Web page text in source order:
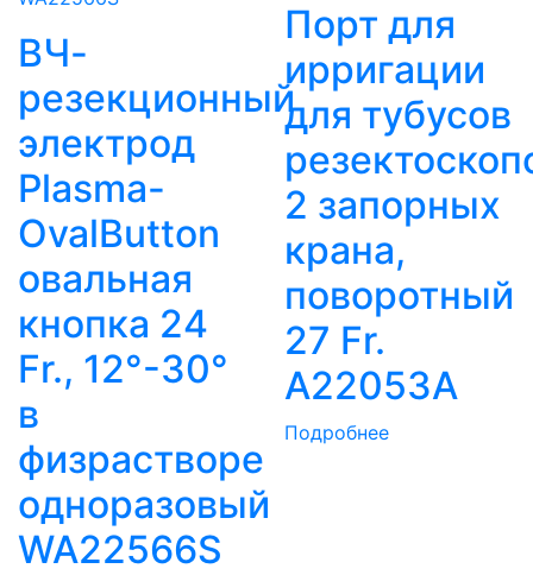
ВЧ-
резекционный
электрод
Plasma-
OvalButton
овальная
кнопка 24
Fr., 12°-30°
в
физрастворе
одноразовый
WA22566S
Порт для
ирригации
для тубусов
2 запорных
крана,
поворотный
27 Fr.
A22053A
Подробнее